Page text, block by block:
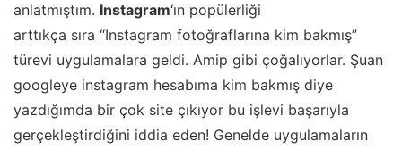
anlatmıştım. Instagram‘ın popülerliği
arttıkça sıra “Instagram fotoğraflarına kim bakmış”
türevi uygulamalara geldi. Amip gibi çoğalıyorlar. Şuan
googleye instagram hesabıma kim bakmış diye
yazdığımda bir çok site çıkıyor bu işlevi başarıyla
gerçekleştirdiğini iddia eden! Genelde uygulamaların